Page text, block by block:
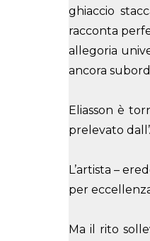
ghiaccio
racconta
allegoria
ancora
Eliasson è
prelevato
L’artista –
per
Ma il rito